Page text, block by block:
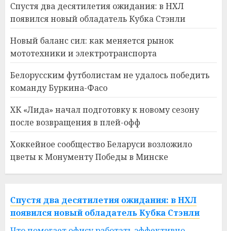
Спустя два десятилетия ожидания: в НХЛ
появился новый обладатель Кубка Стэнли
Новый баланс сил: как меняется рынок
мототехники и электротранспорта
Белорусским футболистам не удалось победить
команду Буркина-Фасо
ХК «Лида» начал подготовку к новому сезону
после возвращения в плей-офф
Хоккейное сообщество Беларуси возложило
цветы к Монументу Победы в Минске
Спустя два десятилетия ожидания: в НХЛ
появился новый обладатель Кубка Стэнли